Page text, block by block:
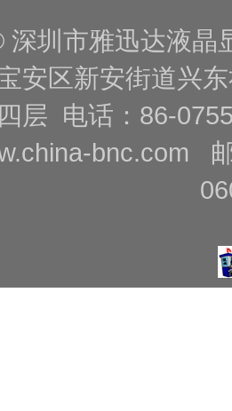
深圳市雅迅达液
安区新安街道兴
层 电话：86-
bnc.com